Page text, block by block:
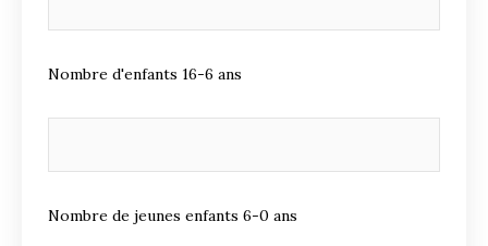
Nombre d'enfants 16-6 ans
Nombre de jeunes enfants 6-0 ans